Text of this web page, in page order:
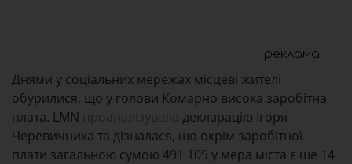
реклама
Днями у соціальних мережах місцеві жителі
обурилися, що у голови Комарно висока заробітна
плата. LMN проаналізувала декларацію Ігоря
Черевичника та дізналася, що окрім заробітної
плати загальною сумою 491 109 у мера міста є ще 14